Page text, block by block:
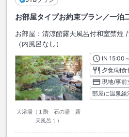
お部屋タイプお約束プラン／一泊
お部屋： 清涼館露天風呂付和室禁煙 /
（内風呂なし）
大浴場（１階 石の湯 露
天風呂１）
INチェッ
15:00
夕食/朝食
現地/事前
部屋に温泉給